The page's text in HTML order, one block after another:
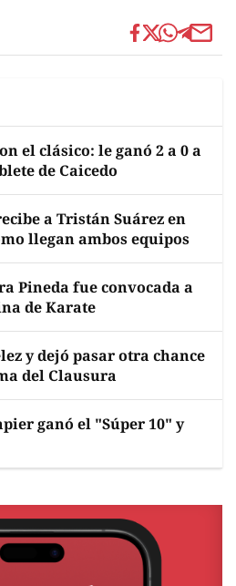
el clásico: le ganó 2 a 0 a
de Caicedo
a Tristán Suárez en
llegan ambos equipos
Pineda fue convocada a
de Karate
y dejó pasar otra chance
del Clausura
ganó el "Súper 10" y